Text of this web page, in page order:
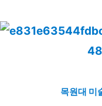
목원대 미